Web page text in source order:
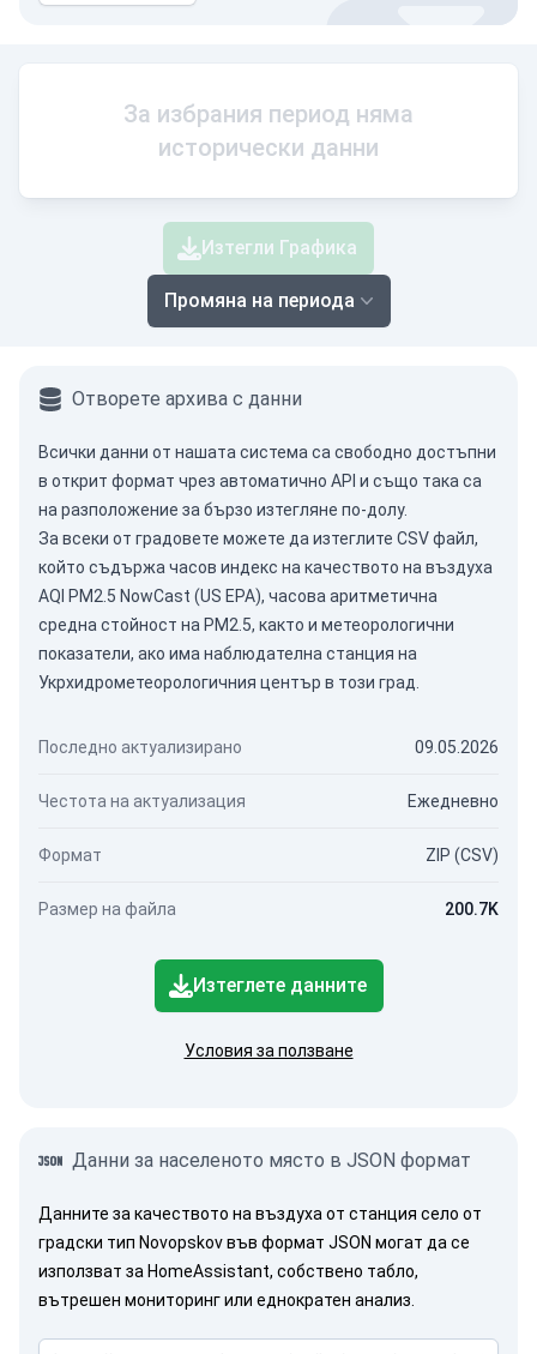
За избрания период няма
исторически данни
Изтегли Графика
Промяна на периода
Отворете архива с данни
Всички данни от нашата система са свободно достъпни
в открит формат чрез автоматично API и също така са
на разположение за бързо изтегляне по-долу.
За всеки от градовете можете да изтеглите CSV файл,
който съдържа часов индекс на качеството на въздуха
AQI PM2.5 NowCast (US EPA), часова аритметична
средна стойност на PM2.5, както и метеорологични
показатели, ако има наблюдателна станция на
Укрхидрометеорологичния център в този град.
Последно актуализирано 09.05.2026
Честота на актуализация Ежедневно
Формат ZIP (CSV)
Размер на файла 200.7K
Изтеглете данните
Условия за ползване
Данни за населеното място в JSON формат
Данните за качеството на въздуха от станция село от
градски тип Novopskov във формат JSON могат да се
използват за HomeAssistant, собствено табло,
вътрешен мониторинг или еднократен анализ.